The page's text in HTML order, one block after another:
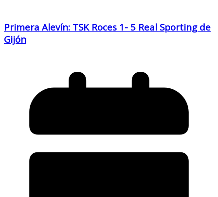
Primera Alevín: TSK Roces 1- 5 Real Sporting de
Gijón